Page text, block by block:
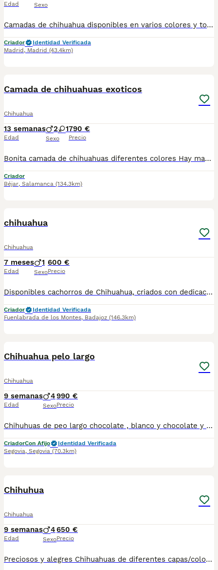
Edad Sexo
Camadas de chihuahua disponibles en varios colores y tonalidades. Machos y hembras. Criadores responsables y familiares. Se entregan a partir de 2 meses de edad y sus vacunas correspondientes, desparasitados. Todos los cachorros son descendientes de las mejores líneas nacionales. Se entregan en toda España con transporte de alta calidad preparado para animales, van en vehículo climatizado con chófer particular a cargo del comprador. Si tienes dudas o consultas sobre la raza, podemos resolver tus dudas por whats app ;) Abogamos por una cría nacional (no en países del este) en un ambiente familiar con personas con vocación en una cría ética y responsable, y que por encima de todo, aman a los animales Teléfono / Whats app: 641 92 23 90
Criador
Identidad Verificada
Madrid , Madrid (43.4km)
Camada de chihuahuas exoticos
Chihuahua
13 semanas
Edad
2 1
Sexo
790 €
Precio
Bonita camada de chihuahuas diferentes colores Hay machos y hembras Se entregan con todo al día Microchip revision vacunación y desparasitados
Criador
Béjar, Salamanca (134.3km)
chihuahua
Chihuahua
7 meses
Edad
1
Sexo
600 €
Precio
Disponibles cachorros de Chihuahua, criados con dedicación y atención diaria. Se entregan bien socializados, acostumbrados a personas y entorno doméstico, con carácter alegre, despierto y muy afectuoso. Proceden de padres de tamaño pequeño, con buena morfología y temperamento equilibrado. Se entregan: Desparasitados interna y externamente Con mínimo dos vacunas Pasaporte veterinario en regla Microchip Contrato de venta y seguimiento El Chihuahua es un perro ideal para compañía, muy fiel, inteligente y fácil de adaptar a cualquier hogar. Envíos a toda España. Se tramita toda la documentación para Baleares y Canarias.
Criador
Identidad Verificada
Fuenlabrada de los Montes, Badajoz (146.3km)
Chihuahua pelo largo
Chihuahua
9 semanas
Edad
4
Sexo
990 €
Precio
Chihuhuas de peo largo chocolate , blanco y chocolate y ocre. Criados con respeto y cariño para que su socialización sea satisfactoria. Más de 15 años de experiencia en cría y selección de raza . Núcleo zoológico propio . Se pueden ver en nuestro centro sin compromiso. Más información 650132470/677031944
CriadorCon Afijo
Identidad Verificada
Segovia, Segovia (70.3km)
Chihuhua
Chihuahua
9 semanas
Edad
4
Sexo
650 €
Precio
Preciosos y alegres Chihuahuas de diferentes capas/colores. Criados en ambiente familiar y responsable. Se pueden ver en nuestro centro de entrega. Núcleo zoológico propio y más de 10 años de experiencia en cría y selección. Más información 650132470/677031944